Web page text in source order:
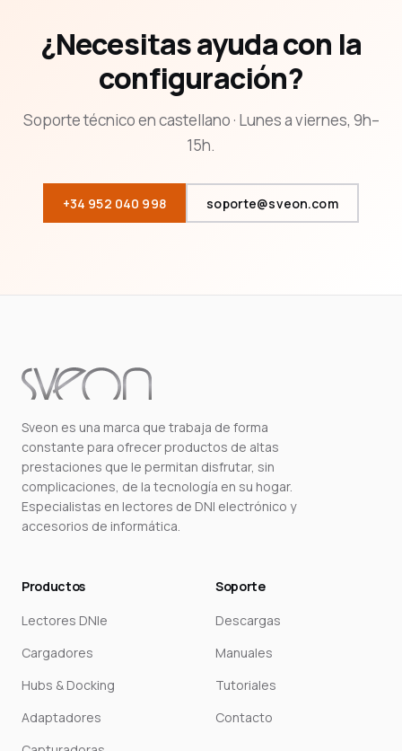
¿Necesitas ayuda con la
configuración?
Soporte técnico en castellano · Lunes a viernes, 9h–
15h.
+34 952 040 998 soporte@sveon.com
Sveon es una marca que trabaja de forma
constante para ofrecer productos de altas
prestaciones que le permitan disfrutar, sin
complicaciones, de la tecnología en su hogar.
Especialistas en lectores de DNI electrónico y
accesorios de informática.
Productos
Lectores DNIe
Cargadores
Hubs & Docking
Adaptadores
Soporte
Descargas
Manuales
Tutoriales
Contacto